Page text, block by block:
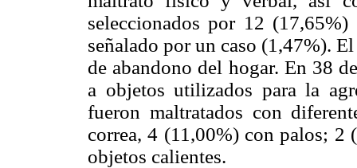
seleccionados por 12
señalado por un caso (1,47%).
de abandono del hogar. En 38
a objetos utilizados para la
fueron maltratados con
correa, 4 (11,00%) con palos; 2
objetos calientes.